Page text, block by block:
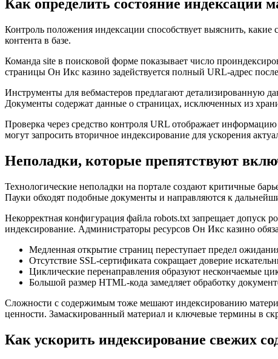
Как определить состояние индексации
Контроль положения индексации способствует выяснить,
контента в базе.
Команда site в поисковой форме показывает число
страницы Он Икс казино задействуется полный URL-адрес
Инструменты для вебмастеров предлагают детализированную
Документы содержат данные о страницах, исключенных из
Проверка через средство контроля URL отображает
могут запросить вторичное индексирование для ускорения
Неполадки, которые препятствуют
Технологические неполадки на портале создают критичные
Пауки обходят подобные документы и направляются к
Некорректная конфигурация файла robots.txt запрещает допуск
индексирование. Администраторы ресурсов Он Икс казино
Медленная открытие страниц переступает предел
Отсутствие SSL-сертификата сокращает доверие
Циклические перенаправления образуют нескончаемые
Большой размер HTML-кода замедляет обработку
Сложности с содержимым тоже мешают индексированию
ценности. Замаскированный материал и ключевые термины в
Как ускорить индексирование свежих